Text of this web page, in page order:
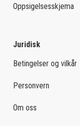
Oppsigelsesskjema
Juridisk
Betingelser og vilkår
Personvern
Om oss